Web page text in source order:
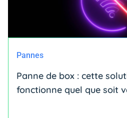
Pannes
Panne de box : cette
fonctionne quel que soit